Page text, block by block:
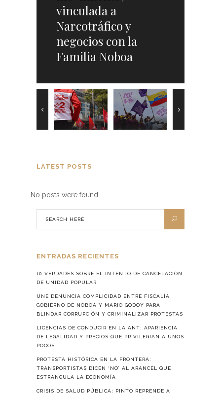
vinculada a
Narcotráfico y
negocios con la
Familia Noboa
Noboa sobre venta
de electricidad
desconfianza en
medio de crisis
política y social
el precio de las
Gasolinas Extra y
Ecopaís
LATEST POSTS
No posts were found.
ENTRADAS RECIENTES
10 VERDADES SOBRE EL INTENTO DE CANCELACIÓN
DE UNIDAD POPULAR
UNE DENUNCIA COMPLICIDAD ENTRE FISCALÍA,
GOBIERNO DE NOBOA Y MARIO GODOY PARA
BLINDAR CORRUPCIÓN Y CRIMINALIZAR PROTESTAS
LICENCIAS DE CONDUCIR EN LA ANT: APARIENCIA
DE LEGALIDAD Y PRECIOS QUE PRIVILEGIAN A UNOS
POCOS
PROTESTA HISTÓRICA EN LA FRONTERA:
TRANSPORTISTAS DICEN ‘NO’ AL ARANCEL QUE
ESTRANGULA LA ECONOMÍA
CRISIS DE SALUD PÚBLICA: PINTO REPRENDE A